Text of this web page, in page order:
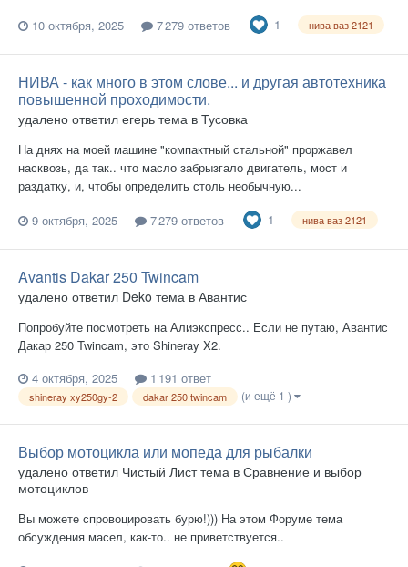
10 октября, 2025
7 279 ответов 1 нива ваз 2121
НИВА - как много в этом слове... и другая автотехника
повышенной проходимости.
удалено ответил егерь тема в Тусовка
На днях на моей машине "компактный стальной" проржавел
насквозь, да так.. что масло забрызгало двигатель, мост и
раздатку, и, чтобы определить столь необычную...
9 октября, 2025
7 279 ответов 1 нива ваз 2121
Avantis Dakar 250 Twincam
удалено ответил Deko тема в Авантис
Попробуйте посмотреть на Алиэкспресс.. Если не путаю, Авантис
Дакар 250 Twincam, это Shineray X2.
4 октября, 2025
1 191 ответ
shineray xy250gy-2 dakar 250 twincam (и ещё 1 )
Выбор мотоцикла или мопеда для рыбалки
удалено ответил Чистый Листтема в Сравнение и выбор
мотоциклов
Вы можете спровоцировать бурю!))) На этом Форуме тема
обсуждения масел, как-то.. не приветствуется..